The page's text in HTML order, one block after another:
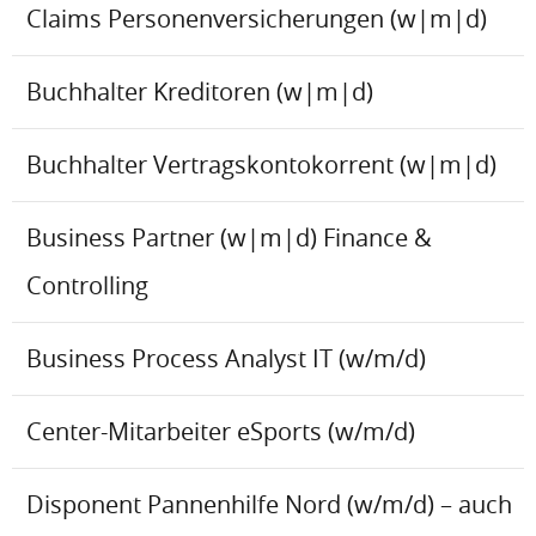
Claims Personenversicherungen (w|m|d)
Buchhalter Kreditoren (w|m|d)
Buchhalter Vertragskontokorrent (w|m|d)
Business Partner (w|m|d) Finance &
Controlling
Business Process Analyst IT (w/m/d)
Center-Mitarbeiter eSports (w/m/d)
Disponent Pannenhilfe Nord (w/m/d) – auch